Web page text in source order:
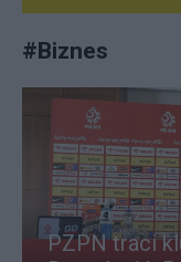
#Biznes
PZPN traci